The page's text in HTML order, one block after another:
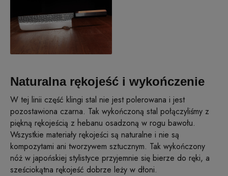
Naturalna rękojeść i wykończenie
W tej linii część klingi stal nie jest polerowana i jest
pozostawiona czarna. Tak wykończoną stal połączyliśmy z
piękną rękojeścią z hebanu osadzoną w rogu bawołu.
Wszystkie materiały rękojeści są naturalne i nie są
kompozytami ani tworzywem sztucznym. Tak wykończony
nóż w japońskiej stylistyce przyjemnie się bierze do ręki, a
sześciokątna rękojeść dobrze leży w dłoni.